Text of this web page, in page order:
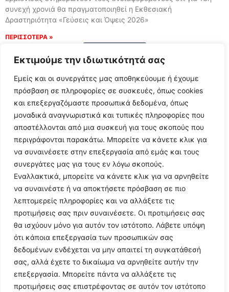
Εκτιμούμε την ιδιωτικότητά σας
Εμείς και οι συνεργάτες μας αποθηκεύουμε ή έχουμε
πρόσβαση σε πληροφορίες σε συσκευές, όπως cookies
και επεξεργαζόμαστε προσωπικά δεδομένα, όπως
μοναδικά αναγνωριστικά και τυπικές πληροφορίες που
αποστέλλονται από μια συσκευή για τους σκοπούς που
περιγράφονται παρακάτω. Μπορείτε να κάνετε κλικ για
να συναινέσετε στην επεξεργασία από εμάς και τους
συνεργάτες μας για τους εν λόγω σκοπούς.
Εναλλακτικά, μπορείτε να κάνετε κλικ για να αρνηθείτε
να συναινέστε ή να αποκτήσετε πρόσβαση σε πιο
λεπτομερείς πληροφορίες και να αλλάξετε τις
προτιμήσεις σας πριν συναινέσετε. Οι προτιμήσεις σας
θα ισχύουν μόνο για αυτόν τον ιστότοπο. Λάβετε υπόψη
ότι κάποια επεξεργασία των προσωπικών σας
δεδομένων ενδέχεται να μην απαιτεί τη συγκατάθεσή
σας, αλλά έχετε το δικαίωμα να αρνηθείτε αυτήν την
επεξεργασία. Μπορείτε πάντα να αλλάξετε τις
προτιμήσεις σας επιστρέφοντας σε αυτόν τον ιστότοπο
συνεχή χρονιά θα πραγματοποιηθεί η Εκθεσιακή
Δραστηριότητα «Γεύσεις και Όψεις 2026»
ΠΕΡΙΣΣΟΤΕΡΑ »
Follow Us
© 2024 All Rights Reserved
Η ιστοσελίδαargolikianaptiksi.grείναι πιστοποιημένη στο
ηλεκτρονικό Μητρώο Ηλεκτρονικού Τύπου της ΓΓ Επικοινωνίας